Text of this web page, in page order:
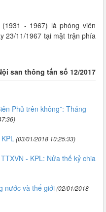
- 1967) là phóng viên
23/11/1967 tại mặt trận phía
san thông tấn số 12/2017
Phủ trên không”: Tháng
(03/01/2018 10:25:33)
- KPL: Nửa thế kỷ chia
nước và thế giới(02/01/2018